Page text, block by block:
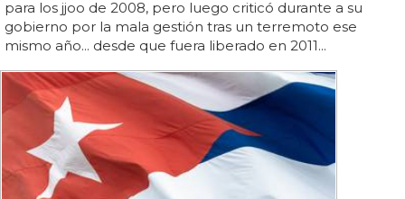
para los jjoo de 2008, pero luego criticó durante a su
gobierno por la mala gestión tras un terremoto ese
mismo año... desde que fuera liberado en 2011...